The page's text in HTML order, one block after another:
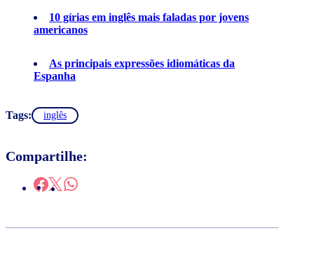
10 gírias em inglês mais faladas por jovens
americanos
As principais expressões idiomáticas da
Espanha
Tags: inglês
Compartilhe: